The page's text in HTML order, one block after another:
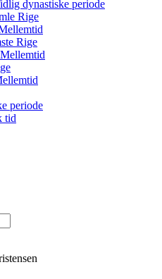
dynastiske periode
Rige
Rige
periode
tid